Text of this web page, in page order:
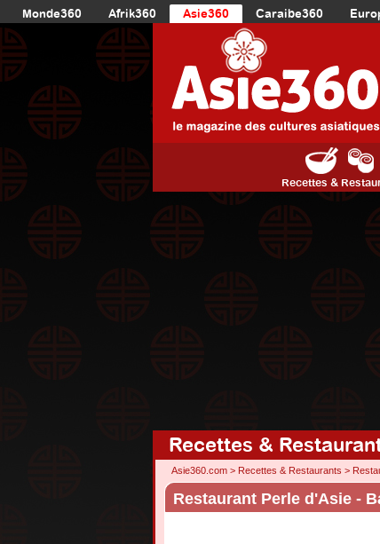
Monde360 Afrik360 Asie360 Caraibe360
Recettes &
Recettes &
Asie360.com > Recettes & Restaurants >
Restaurant Perle d'Asie -